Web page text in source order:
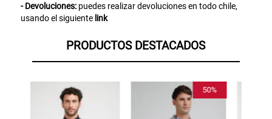
- Devoluciones:puedes realizar devoluciones en todo chile,
usando el siguiente link
PRODUCTOS DESTACADOS